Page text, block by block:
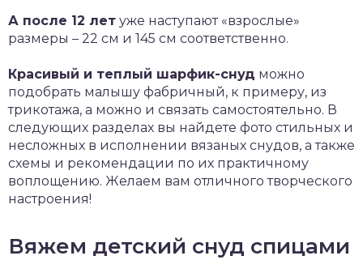
А после 12 лет уже наступают «взрослые»
размеры – 22 см и 145 см соответственно.
Красивый и теплый шарфик-снуд можно
подобрать малышу фабричный, к примеру, из
трикотажа, а можно и связать самостоятельно. В
следующих разделах вы найдете фото стильных и
несложных в исполнении вязаных снудов, а также
схемы и рекомендации по их практичному
воплощению. Желаем вам отличного творческого
настроения!
Вяжем детский снуд спицами